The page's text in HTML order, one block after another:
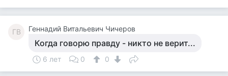
ГВ Геннадий Витальевич Чичеров
Когда говорю правду - никто не верит...
6 лет 0 0